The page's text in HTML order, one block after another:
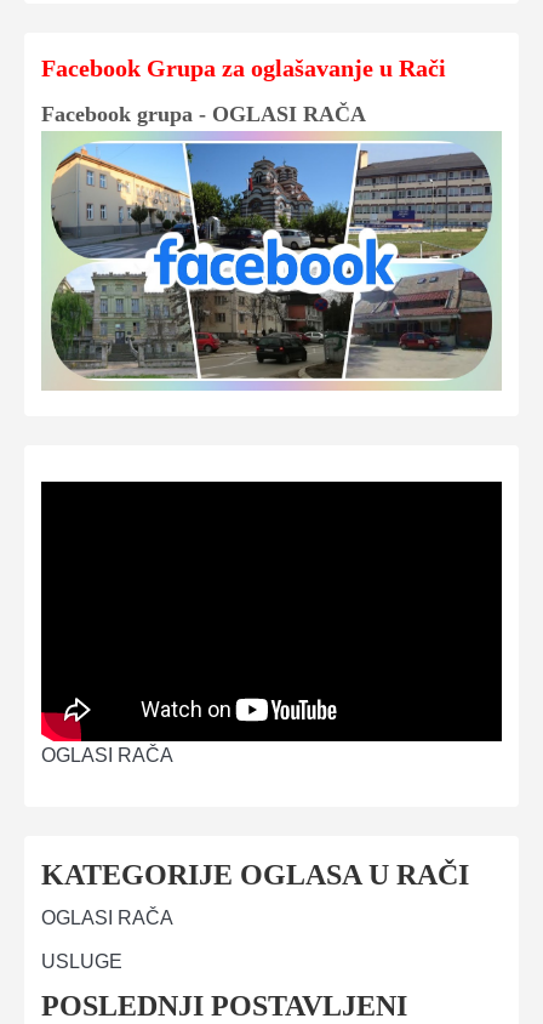
Facebook Grupa za oglašavanje u Rači
Facebook grupa - OGLASI RAČA
OGLASI RAČA
KATEGORIJE OGLASA U RAČI
OGLASI RAČA
USLUGE
POSLEDNJI POSTAVLJENI